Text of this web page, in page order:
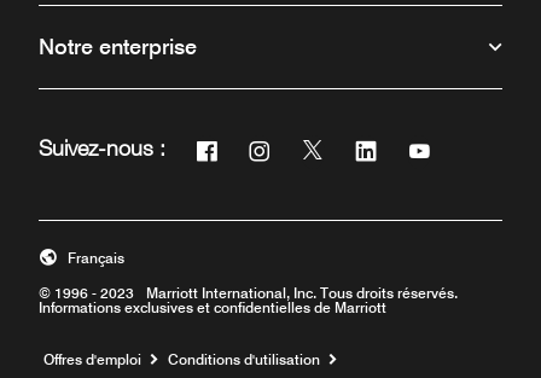
Notre enterprise
Suivez-nous : Facebook
Ouvre une nouvelle fenêtre
Instagram
Ouvre une nouvelle fenêtre
Twitter
Ouvre une nouvelle
Linkedin
Ouvre une nouvelle
Ouvre une
© 1996 - 2023 Marriott International, Inc. Tous droits réservés.
Informations exclusives et confidentielles de Marriott
Français
Offres d'emploi Ouvre une nouvelle fenêtre
Conditions d'utilisation